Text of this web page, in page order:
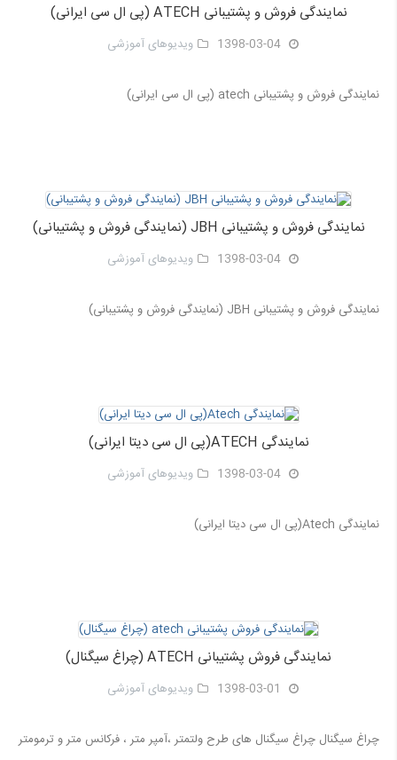
نمایندگی فروش و پشتیبانی ATECH (پی ال سی ایرانی)
ویدیوهای آموزشی
نمایندگی فروش و پشتیبانی atech (پی ال سی ایرانی)
نمایندگی فروش و پشتیبانی JBH (نمایندگی فروش و پشتیبانی)
ویدیوهای آموزشی
نمایندگی فروش و پشتیبانی JBH (نمایندگی فروش و پشتیبانی)
نمایندگی ATECH(پی ال سی دیتا ایرانی)
ویدیوهای آموزشی
نمایندگی Atech(پی ال سی دیتا ایرانی)
نمایندگی فروش پشتیبانی ATECH (چراغ سیگنال)
ویدیوهای آموزشی
چراغ سیگنال چراغ سیگنال های طرح ولتمتر ،آمپر متر ، فرکانس متر و ترمومتر